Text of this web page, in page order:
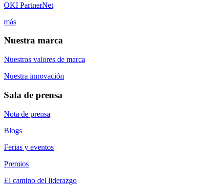
OKI PartnerNet
más
Nuestra marca
Nuestros valores de marca
Nuestra innovación
Sala de prensa
Nota de prensa
Blogs
Ferias y eventos
Premios
El camino del liderazgo